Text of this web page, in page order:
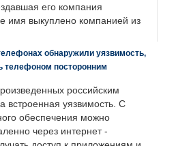
его компания
имя выкуплено компанией из
обнаружили уязвимость,
телефоном посторонним
российским
уязвимость. С
обеспечения можно
через интернет -